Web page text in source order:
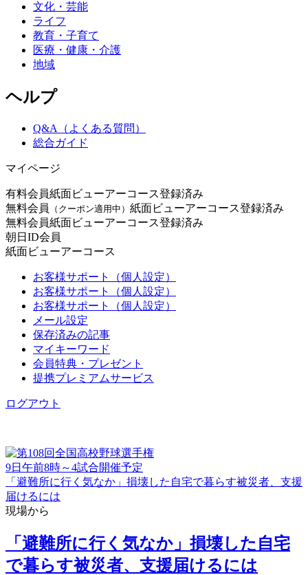
文化・芸能
ライフ
教育・子育て
医療・健康・介護
地域
ヘルプ
Q&A（よくある質問）
総合ガイド
マイページ
有料会員紙面ビューアーコース登録済み
無料会員
（クーポン適用中） 紙面ビューアーコース登録済み
無料会員紙面ビューアーコース登録済み
朝日ID会員
紙面ビューアーコース
お客様サポート（個人設定）
お客様サポート（個人設定）
お客様サポート（個人設定）
メール設定
保存済みの記事
マイキーワード
会員特典・プレゼント
提携プレミアムサービス
ログアウト
9日午前8時～4試合開催予定
「避難所に行く気なか」損壊した自宅で暮らす被災者、支援
届けるには
現場から
「避難所に行く気なか」損壊した自宅
で暮らす被災者、支援届けるには